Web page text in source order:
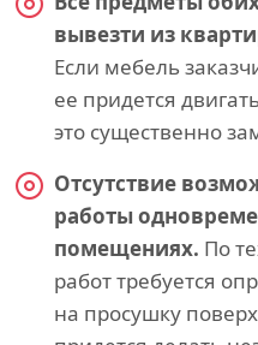
вывезти из
Если мебель
ее придется
это существенно
Отсутствие
работы
помещениях. По
работ требуется
на просушку